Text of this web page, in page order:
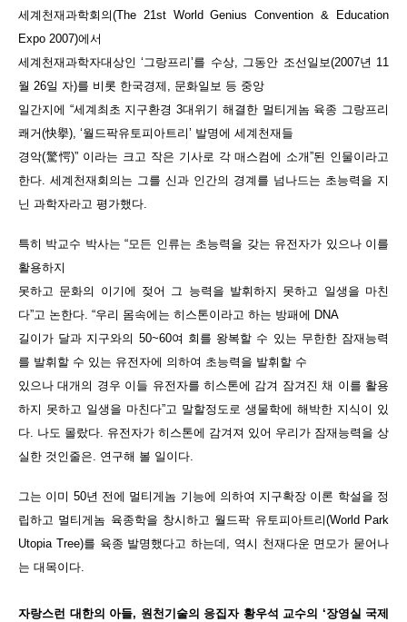
세계천재과학회의(The 21st World Genius Convention & Education
Expo 2007)에서
세계천재과학자대상인 ‘그랑프리’를 수상, 그동안 조선일보(2007년 11
월 26일 자)를 비롯 한국경제, 문화일보 등 중앙
일간지에 “세계최초 지구환경 3대위기 해결한 멀티게놈 육종 그랑프리
쾌거(快擧), ‘월드팍유토피아트리’ 발명에 세계천재들
경악(驚愕)” 이라는 크고 작은 기사로 각 매스컴에 소개”된 인물이라고
한다. 세계천재회의는 그를 신과 인간의 경계를 넘나드는 초능력을 지
닌 과학자라고 평가했다.
특히 박교수 박사는 “모든 인류는 초능력을 갖는 유전자가 있으나 이를
활용하지
못하고 문화의 이기에 젖어 그 능력을 발휘하지 못하고 일생을 마친
다”고 논한다. “우리 몸속에는 히스톤이라고 하는 방패에 DNA
길이가 달과 지구와의 50~60여 회를 왕복할 수 있는 무한한 잠재능력
를 발휘할 수 있는 유전자에 의하여 초능력을 발휘할 수
있으나 대개의 경우 이들 유전자를 히스톤에 감겨 잠겨진 채 이를 활용
하지 못하고 일생을 마친다”고 말할정도로 생물학에 해박한 지식이 있
다. 나도 몰랐다. 유전자가 히스톤에 감겨져 있어 우리가 잠재능력을 상
실한 것인줄은. 연구해 볼 일이다.
그는 이미 50년 전에 멀티게놈 기능에 의하여 지구확장 이론 학설을 정
립하고 멀티게놈 육종학을 창시하고 월드팍 유토피아트리(World Park
Utopia Tree)를 육종 발명했다고 하는데, 역시 천재다운 면모가 묻어나
는 대목이다.
자랑스런 대한의 아들, 원천기술의 응집자 황우석 교수의 ‘장영실 국제